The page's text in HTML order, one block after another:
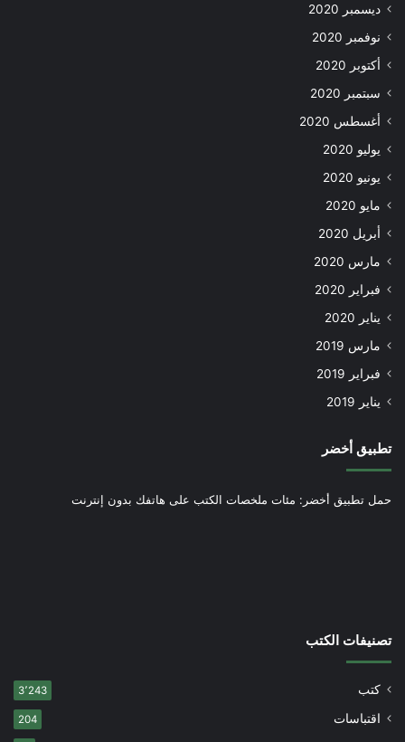
ديسمبر 2020
نوفمبر 2020
أكتوبر 2020
سبتمبر 2020
أغسطس 2020
يوليو 2020
يونيو 2020
مايو 2020
أبريل 2020
مارس 2020
فبراير 2020
يناير 2020
مارس 2019
فبراير 2019
يناير 2019
تطبيق أخضر
حمل تطبيق أخضر: مئات ملخصات الكتب على هاتفك بدون إنترنت
تصنيفات الكتب
كتب 3٬243
اقتباسات 204